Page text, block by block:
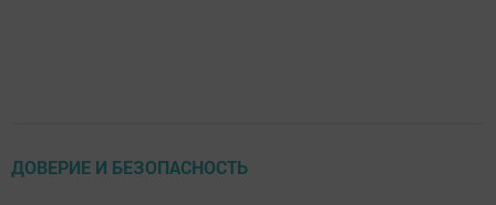
ДОВЕРИЕ И БЕЗОПАСНОСТЬ